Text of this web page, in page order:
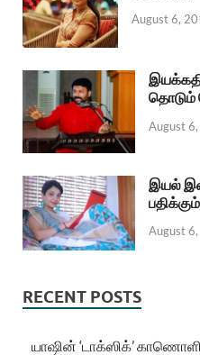
August 6,
August
இயல்
August
RECENT POSTS
யாஷின் ‘டாக்ஸிக்’